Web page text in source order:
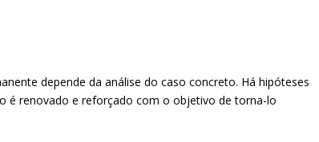
depende da análise do caso concreto. Há hipóteses
é renovado e reforçado com o objetivo de torna-lo